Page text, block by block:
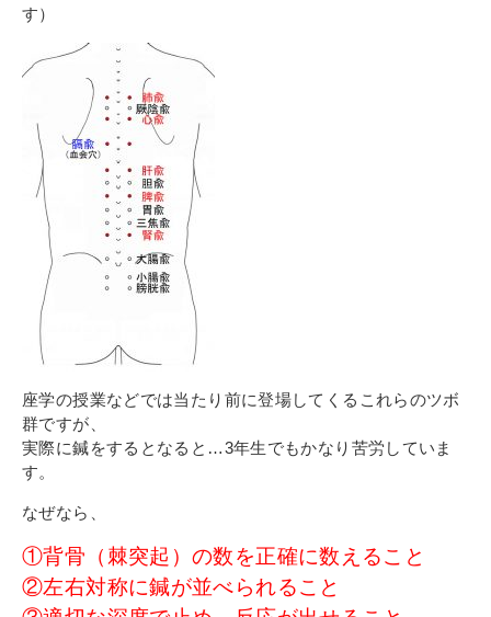
個人情報の取り扱いについて
1号館総合受付：〒194-0022 東京都町田市森野1-7-8
TEL：042-729-1026 (平日8時30分〜17時30分)
す）
座学の授業などでは当たり前に登場してくるこれらのツボ
群ですが、
実際に鍼をするとなると…3年生でもかなり苦労していま
す。
なぜなら、
①背骨（棘突起）の数を正確に数えること
②左右対称に鍼が並べられること